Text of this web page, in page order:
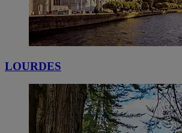
LOURDES